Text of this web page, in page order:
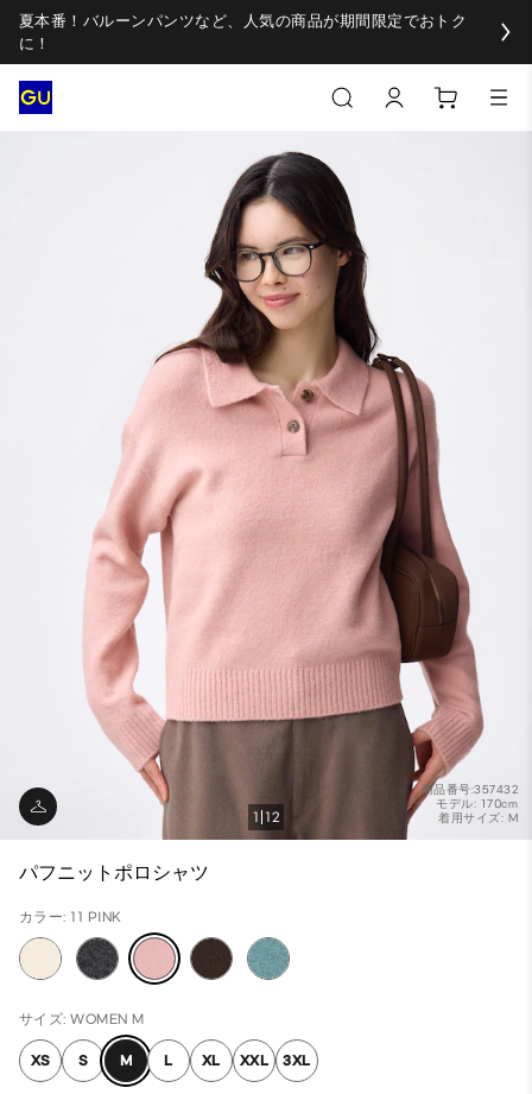
夏本番！バルーンパンツなど、人気の商品が期間限定でおトク
に！
商品番号:357432
モデル: 170cm
着用サイズ: M
1 12
パフニットポロシャツ
カラー: 11 PINK
サイズ: WOMEN M
XS S M L XL XXL 3XL